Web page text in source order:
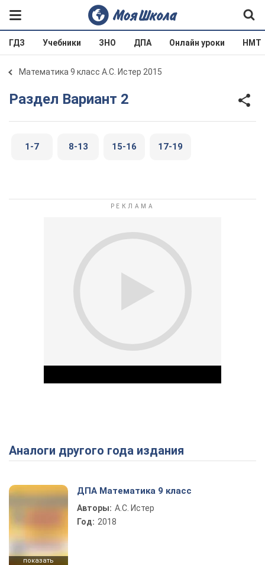
ГДЗ Учебники ЗНО ДПА Онлайн уроки НМТ
Математика 9 класс А.С. Истер 2015
Раздел Вариант 2
1-7 8-13 15-16 17-19
Play Video
Аналоги другого года издания
показать
ДПА Математика 9 класс
Авторы: А.С. Истер
Год: 2018